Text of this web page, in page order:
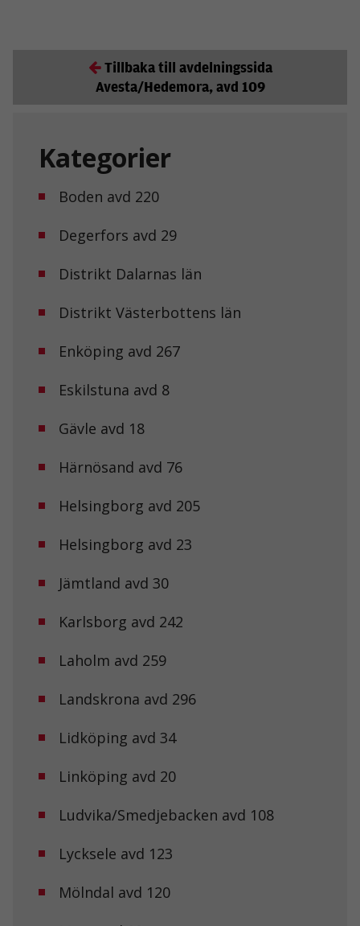
Tillbaka till avdelningssida
Avesta/Hedemora, avd 109
Kategorier
Boden avd 220
Degerfors avd 29
Distrikt Dalarnas län
Distrikt Västerbottens län
Enköping avd 267
Eskilstuna avd 8
Gävle avd 18
Härnösand avd 76
Helsingborg avd 205
Helsingborg avd 23
Jämtland avd 30
Karlsborg avd 242
Laholm avd 259
Landskrona avd 296
Lidköping avd 34
Linköping avd 20
Ludvika/Smedjebacken avd 108
Lycksele avd 123
Mölndal avd 120